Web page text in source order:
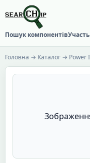
Пошук компонентів
Головна → Каталог → Power